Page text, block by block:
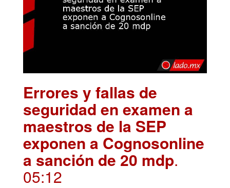
Errores y fallas de
seguridad en examen a
maestros de la SEP
exponen a Cognosonline
a sanción de 20 mdp.
05:12